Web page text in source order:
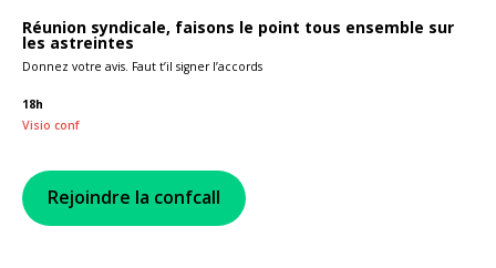
Réunion syndicale, faisons le point tous ensemble sur
les astreintes
Donnez votre avis. Faut t’il signer l’accords
18h
Visio conf
Rejoindre la confcall